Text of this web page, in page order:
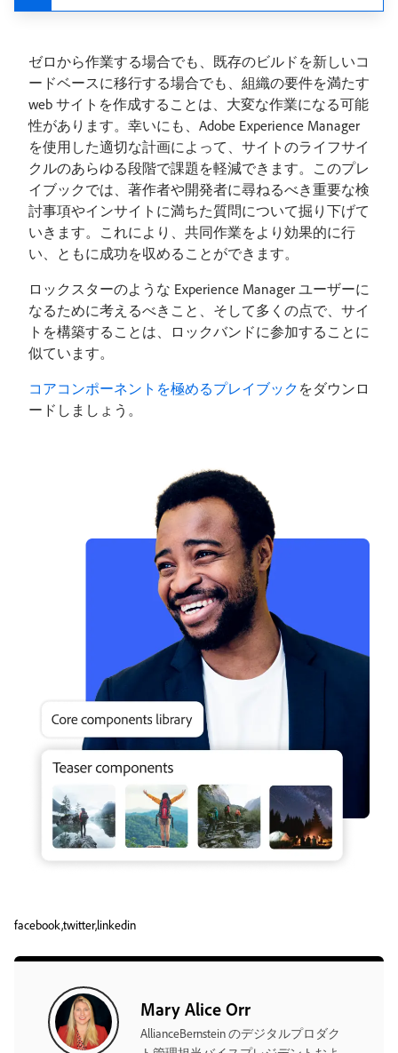
ゼロから作業する場合でも、既存のビルドを新しいコ
ードベースに移行する場合でも、組織の要件を満たす
web サイトを作成することは、大変な作業になる可能
性があります。幸いにも、Adobe Experience Manager
を使用した適切な計画によって、サイトのライフサイ
クルのあらゆる段階で課題を軽減できます。このプレ
イブックでは、著作者や開発者に尋ねるべき重要な検
討事項やインサイトに満ちた質問について掘り下げて
いきます。これにより、共同作業をより効果的に行
い、ともに成功を収めることができます。
ロックスターのような Experience Manager ユーザーに
なるために考えるべきこと、そして多くの点で、サイ
トを構築することは、ロックバンドに参加することに
似ています。
コアコンポーネントを極めるプレイブック をダウンロ
ードしましょう。
facebook,twitter,linkedin
Mary Alice Orr
AllianceBernstein のデジタルプロダク